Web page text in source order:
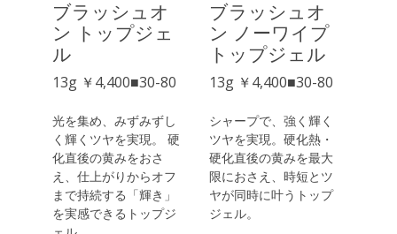
ブラッシュオ
ン トップジェ
ル
13g ￥4,400■30-80
光を集め、みずみずし
く輝くツヤを実現。 硬
化直後の黄みをおさ
え、仕上がりからオフ
まで持続する「輝き」
を実感できるトップジ
ブラッシュオ
ン ノーワイプ
トップジェル
13g ￥4,400■30-80
シャープで、強く輝く
ツヤを実現。硬化熱・
硬化直後の黄みを最大
限におさえ、時短とツ
ヤが同時に叶うトップ
ジェル。